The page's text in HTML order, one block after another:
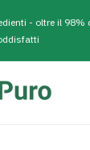
- oltre il 98%